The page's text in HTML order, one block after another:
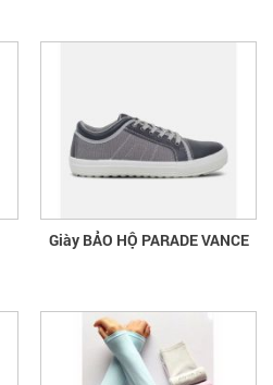
Giày BẢO HỘ PARADE VANCE